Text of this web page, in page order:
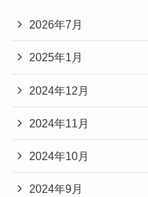
2026年7月
2025年1月
2024年12月
2024年11月
2024年10月
2024年9月